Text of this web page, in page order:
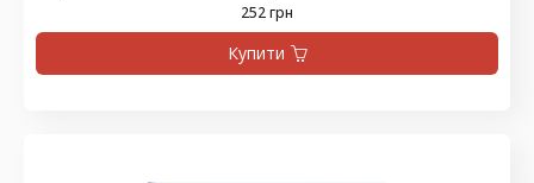
252 грн
Купити